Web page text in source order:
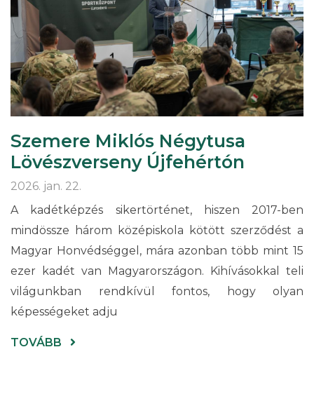
Szemere Miklós Négytusa
Lövészverseny Újfehértón
2026. jan. 22.
A kadétképzés sikertörténet, hiszen 2017-ben
mindössze három középiskola kötött szerződést a
Magyar Honvédséggel, mára azonban több mint 15
ezer kadét van Magyarországon. Kihívásokkal teli
világunkban rendkívül fontos, hogy olyan
képességeket adju
TOVÁBB
(SZEMERE